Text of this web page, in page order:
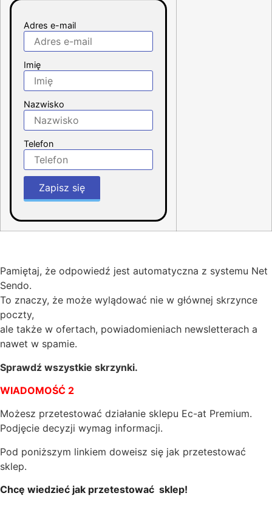
Adres e-mail
Imię
Nazwisko
Telefon
Pamiętaj, że odpowiedź jest automatyczna z systemu Net
Sendo.
To znaczy, że może wylądować nie w głównej skrzynce
poczty,
ale także w ofertach, powiadomieniach newsletterach a
nawet w spamie.
Sprawdź wszystkie skrzynki.
WIADOMOŚĆ 2
Możesz przetestować działanie sklepu Ec-at Premium.
Podjęcie decyzji wymag informacji.
Pod poniższym linkiem doweisz się jak przetestować
sklep.
Chcę wiedzieć jak przetestować sklep!